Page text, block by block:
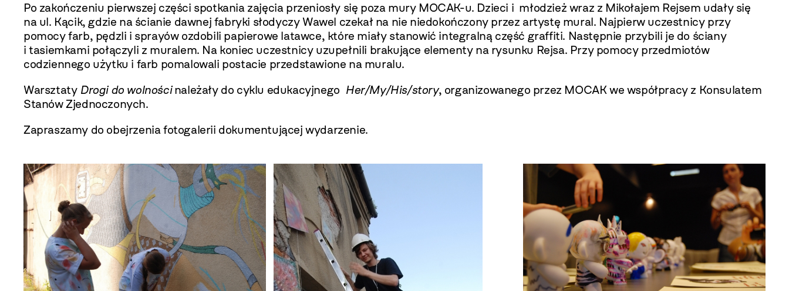
Po zakończeniu pierwszej części spotkania zajęcia przeniosły się poza mury MOCAK-u. Dzieci i młodzież wraz z Mikołajem Rejsem udały się
na ul. Kącik, gdzie na ścianie dawnej fabryki słodyczy Wawel czekał na nie niedokończony przez artystę mural. Najpierw uczestnicy przy
pomocy farb, pędzli i sprayów ozdobili papierowe latawce, które miały stanowić integralną część graffiti. Następnie przybili je do ściany
i tasiemkami połączyli z muralem. Na koniec uczestnicy uzupełnili brakujące elementy na rysunku Rejsa. Przy pomocy przedmiotów
codziennego użytku i farb pomalowali postacie przedstawione na muralu.
Warsztaty Drogi do wolnościnależały do cyklu edukacyjnego Her/My/His/story, organizowanego przez MOCAK we współpracy z Konsulatem
Stanów Zjednoczonych.
Zapraszamy do obejrzenia fotogalerii dokumentującej wydarzenie.